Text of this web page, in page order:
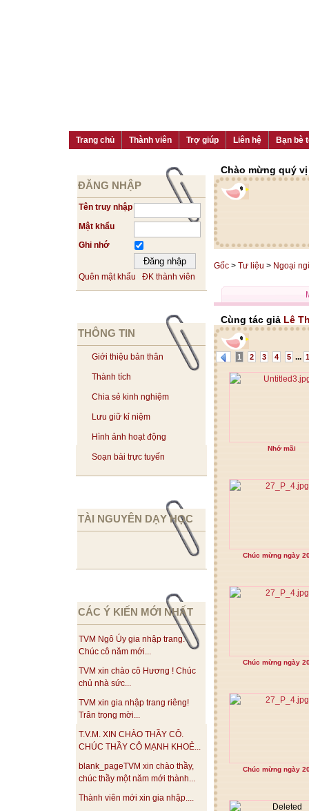
Trang chủ Thành viên Trợ giúp Liên hệ Bạn bè
ĐĂNG NHẬP
Tên truy nhập
Mật khẩu
Ghi nhớ
Quên mật khẩu ĐK thành viên
THÔNG TIN
Giới thiệu bản thân
Thành tích
Chia sẻ kinh nghiệm
Lưu giữ kỉ niệm
Hình ảnh hoạt động
Soạn bài trực tuyến
TÀI NGUYÊN DẠY HỌC
CÁC Ý KIẾN MỚI NHẤT
TVM Ngô Úy gia nhập trang.
Chúc cô năm mới...
TVM xin chào cô Hương ! Chúc
chủ nhà sức...
TVM xin gia nhập trang riêng!
Trân trọng mời...
T.V.M. XIN CHÀO THẦY CÔ.
CHÚC THẦY CÔ MẠNH KHOẺ...
blank_pageTVM xin chào thầy,
chúc thầy một năm mới thành...
Thành viên mới xin gia nhập....
Chào mừng quý
Gốc > Tư liệu > Ngoại
Cùng tác giả Lê
1 2 3 4 5 ...
Nhớ mãi
Chúc mừng ngày
Chúc mừng ngày
Chúc mừng ngày